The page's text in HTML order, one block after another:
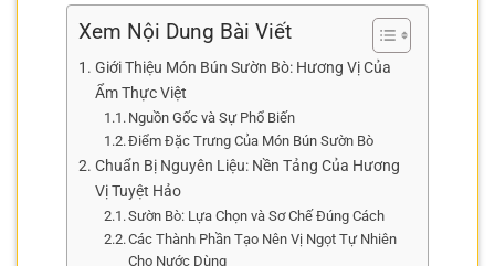
Xem Nội Dung Bài Viết
Giới Thiệu Món Bún Sườn Bò: Hương Vị Của
Ẩm Thực Việt
Nguồn Gốc và Sự Phổ Biến
Điểm Đặc Trưng Của Món Bún Sườn Bò
Chuẩn Bị Nguyên Liệu: Nền Tảng Của Hương
Vị Tuyệt Hảo
Sườn Bò: Lựa Chọn và Sơ Chế Đúng Cách
Các Thành Phần Tạo Nên Vị Ngọt Tự Nhiên
Cho Nước Dùng